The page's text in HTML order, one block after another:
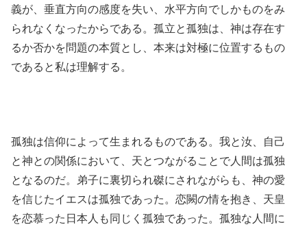
義が、垂直方向の感度を失い、水平方向でしかものをみ
られなくなったからである。孤立と孤独は、神は存在す
るか否かを問題の本質とし、本来は対極に位置するもの
であると私は理解する。
孤独は信仰によって生まれるものである。我と汝、自己
と神との関係において、天とつながることで人間は孤独
となるのだ。弟子に裏切られ磔にされながらも、神の愛
を信じたイエスは孤独であった。恋闕の情を抱き、天皇
を恋慕った日本人も同じく孤独であった。孤独な人間に